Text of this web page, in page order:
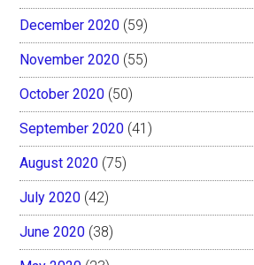
December 2020 (59)
November 2020 (55)
October 2020 (50)
September 2020 (41)
August 2020 (75)
July 2020 (42)
June 2020 (38)